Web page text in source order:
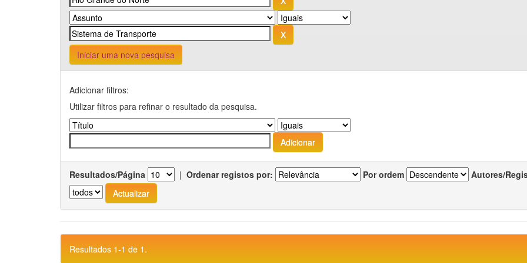
Iniciar uma nova pesquisa
Adicionar filtros:
Utilizar filtros para refinar o resultado da pesquisa.
Resultados/Página | Ordenar registos por: Por ordem Autores/
Resultados 1-1 de 1.